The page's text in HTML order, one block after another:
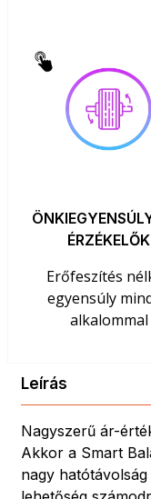
ÉRZÉKELŐK
Erőfeszítés
egyensúly
alkalommal
Leírás
Nagyszerű ár-
Akkor a Smart
nagy